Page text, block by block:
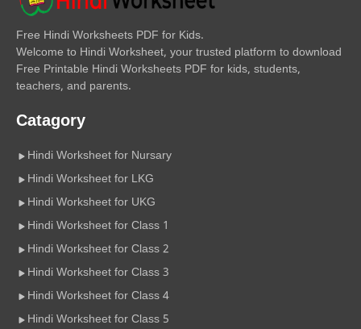
Free Hindi Worksheets PDF for Kids.
Welcome to Hindi Worksheet, your trusted platform to download
Free Printable Hindi Worksheets PDF for kids, students,
teachers, and parents.
Catagory
Hindi Worksheet for Nursary
Hindi Worksheet for LKG
Hindi Worksheet for UKG
Hindi Worksheet for Class 1
Hindi Worksheet for Class 2
Hindi Worksheet for Class 3
Hindi Worksheet for Class 4
Hindi Worksheet for Class 5